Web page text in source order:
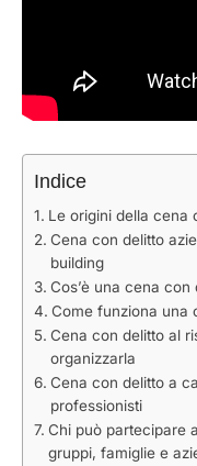
Indice
Le origini della cena
Cena con delitto
building
Cos’è una cena
Come funziona una
Cena con delitto al
organizzarla
Cena con delitto a
professionisti
Chi può partecipare
gruppi, famiglie e